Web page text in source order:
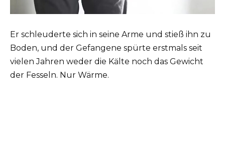
Er schleuderte sich in seine Arme und stieß ihn zu
Boden, und der Gefangene spürte erstmals seit
vielen Jahren weder die Kälte noch das Gewicht
der Fesseln. Nur Wärme.